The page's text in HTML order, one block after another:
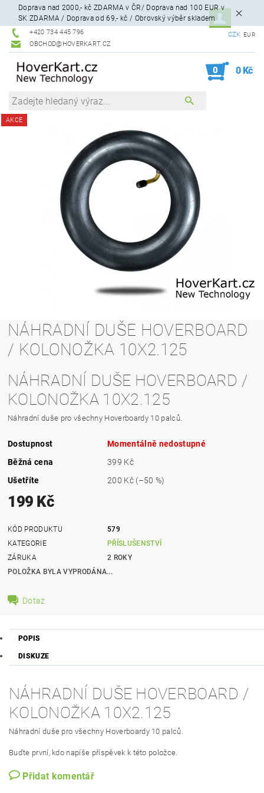
Doprava nad 2000,- kč ZDARMA v ČR/ Doprava nad 100 EUR v
SK ZDARMA / Doprava od 69,- kč / Obrovský výběr skladem
+420 734 445 796
OBCHOD@HOVERKART.CZ
CZK EUR
0 0 Kč
AKCE
NÁHRADNÍ DUŠE HOVERBOARD
/ KOLONOŽKA 10X2.125
NÁHRADNÍ DUŠE HOVERBOARD /
KOLONOŽKA 10X2.125
Náhradní duše pro všechny Hoverboardy 10 palců.
Dostupnost
Momentálně nedostupné
Běžná cena
399 Kč
Ušetříte
200 Kč (–50 %)
199 Kč
KÓD PRODUKTU
579
KATEGORIE
PŘÍSLUŠENSTVÍ
ZÁRUKA
2 ROKY
POLOŽKA BYLA VYPRODÁNA...
Dotaz
POPIS
DISKUZE
NÁHRADNÍ DUŠE HOVERBOARD /
KOLONOŽKA 10X2.125
Náhradní duše pro všechny Hoverboardy 10 palců.
Buďte první, kdo napíše příspěvek k této položce.
Přidat komentář